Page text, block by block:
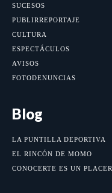
SUCESOS
PUBLIRREPORTAJE
CULTURA
ESPECTÁCULOS
AVISOS
FOTODENUNCIAS
Blog
LA PUNTILLA DEPORTIVA
EL RINCÓN DE MOMO
CONOCERTE ES UN PLACER